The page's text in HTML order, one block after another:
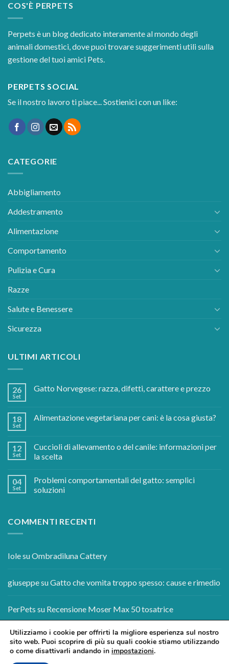
COS'È PERPETS
Perpets è un blog dedicato interamente al mondo degli
animali domestici, dove puoi trovare suggerimenti utili sulla
gestione del tuoi amici Pets.
PERPETS SOCIAL
Se il nostro lavoro ti piace... Sostienici con un like:
CATEGORIE
Abbigliamento
Addestramento
Alimentazione
Comportamento
Pulizia e Cura
Razze
Salute e Benessere
Sicurezza
ULTIMI ARTICOLI
26
Set
Gatto Norvegese: razza, difetti, carattere e prezzo
18
Set
Alimentazione vegetariana per cani: è la cosa giusta?
12
Set
Cuccioli di allevamento o del canile: informazioni per
la scelta
04
Set
Problemi comportamentali del gatto: semplici
soluzioni
COMMENTI RECENTI
IolesuOmbradiluna Cattery
giuseppesuGatto che vomita troppo spesso: cause e rimedio
PerPets su Recensione Moser Max 50 tosatrice
Utilizziamo i cookie per offrirti la migliore esperienza sul nostro
sito web. Puoi scoprire di più su quali cookie stiamo utilizzando
o come disattivarli andando in impostazioni.